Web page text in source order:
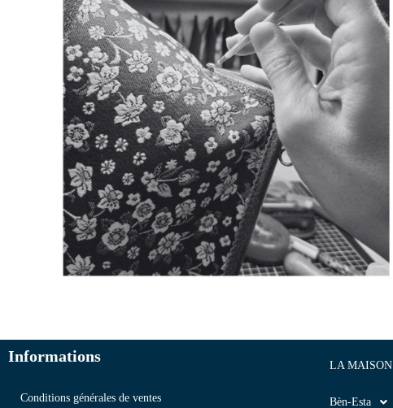
Informations
Conditions générales de ventes
LA MAISON
Bèn-Esta